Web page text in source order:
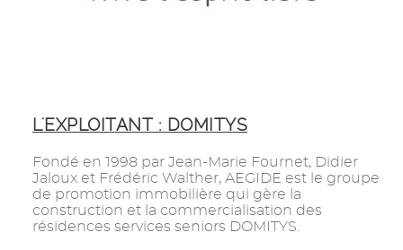
L'EXPLOITANT : DOMITYS
Fondé en 1998 par Jean-Marie Fournet, Didier
Jaloux et Frédéric Walther, AEGIDE est le groupe
de promotion immobilière qui gère la
construction et la commercialisation des
résidences services seniors DOMITYS.